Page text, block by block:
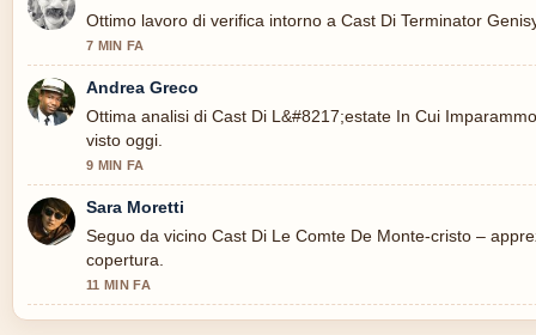
Ottimo lavoro di verifica intorno a Cast Di Terminator
7 MIN FA
Andrea Greco
Ottima analisi di Cast Di L&#8217;estate In Cui
visto oggi.
9 MIN FA
Sara Moretti
Seguo da vicino Cast Di Le Comte De Monte-cristo –
copertura.
11 MIN FA